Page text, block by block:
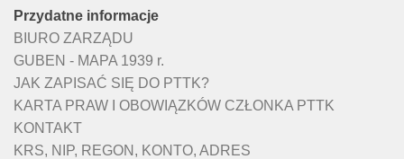
Przydatne informacje
BIURO ZARZĄDU
GUBEN - MAPA 1939 r.
JAK ZAPISAĆ SIĘ DO PTTK?
KARTA PRAW I OBOWIĄZKÓW CZŁONKA PTTK
KONTAKT
KRS, NIP, REGON, KONTO, ADRES